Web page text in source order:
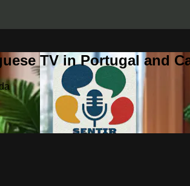
TV in Portugal and